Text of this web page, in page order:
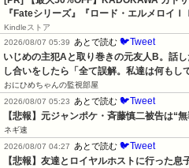
『Fateシリーズ』『ロード・エルメロイ
Kindleストア
2026/08/07 05:39
あとで読む 🐦Tweet
いじめの主犯Aと取り巻きの元友人B。話
し合いをしたら「全て誤解。私達は何もし
おにひめちゃんの監視部屋
2026/08/07 05:23
あとで読む 🐦Tweet
【悲報】元ジャンポケ・斉藤慎二被告は“
ネギ速
2026/08/07 04:27
あとで読む 🐦Tweet
【悲報】友達とロイヤルホストに行った息